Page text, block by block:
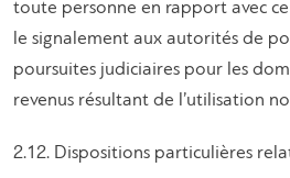
toute personne en rapport avec
le signalement aux autorités de
poursuites judiciaires pour les
revenus résultant de l’utilisation
2.12. Dispositions particulières